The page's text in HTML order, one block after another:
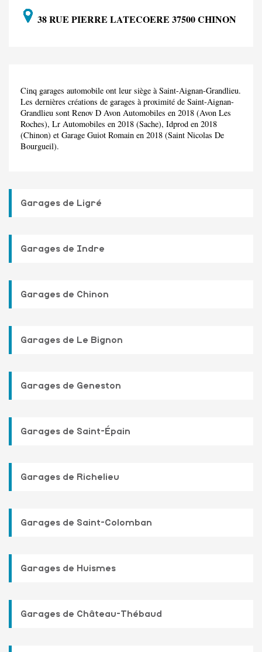
38 RUE PIERRE LATECOERE 37500 CHINON
Cinq garages automobile ont leur siège à Saint-Aignan-Grandlieu.
Les dernières créations de garages à proximité de Saint-Aignan-
Grandlieu sont Renov D Avon Automobiles en 2018 (Avon Les
Roches), Lr Automobiles en 2018 (Sache), Idprod en 2018
(Chinon) et Garage Guiot Romain en 2018 (Saint Nicolas De
Bourgueil).
Garages de Ligré
Garages de Indre
Garages de Chinon
Garages de Le Bignon
Garages de Geneston
Garages de Saint-Épain
Garages de Richelieu
Garages de Saint-Colomban
Garages de Huismes
Garages de Château-Thébaud